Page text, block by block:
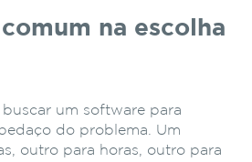
na escolha
um software para
do problema. Um
outro para horas, outro para